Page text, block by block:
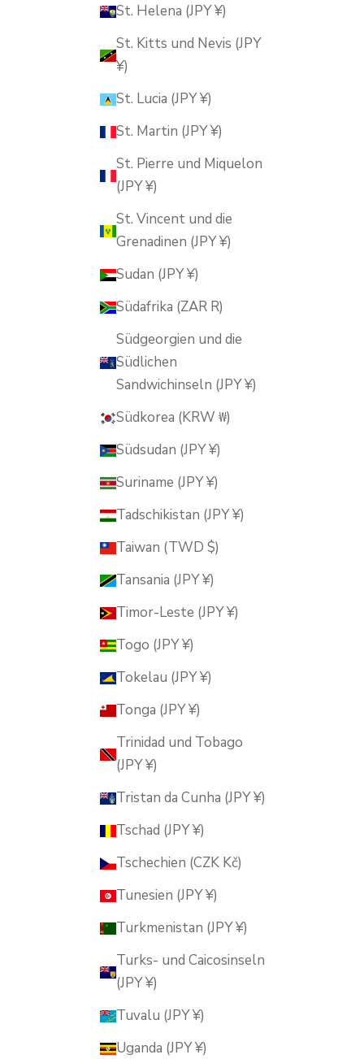
St. Helena (JPY ¥)
St. Kitts und Nevis (JPY
¥)
St. Lucia (JPY ¥)
St. Martin (JPY ¥)
St. Pierre und Miquelon
(JPY ¥)
St. Vincent und die
Grenadinen (JPY ¥)
Sudan (JPY ¥)
Südafrika (ZAR R)
Südgeorgien und die
Südlichen
Sandwichinseln (JPY ¥)
Südkorea (KRW ₩)
Südsudan (JPY ¥)
Suriname (JPY ¥)
Tadschikistan (JPY ¥)
Taiwan (TWD $)
Tansania (JPY ¥)
Timor-Leste (JPY ¥)
Togo (JPY ¥)
Tokelau (JPY ¥)
Tonga (JPY ¥)
Trinidad und Tobago
(JPY ¥)
Tristan da Cunha (JPY ¥)
Tschad (JPY ¥)
Tschechien (CZK Kč)
Tunesien (JPY ¥)
Turkmenistan (JPY ¥)
Turks- und Caicosinseln
(JPY ¥)
Tuvalu (JPY ¥)
Uganda (JPY ¥)